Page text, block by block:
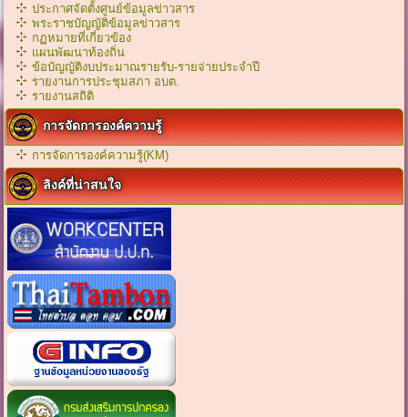
ประกาศจัดตั้งศูนย์ข้อมูลข่าวสาร
พระราชบัญญัติข้อมูลข่าวสาร
กฏหมายที่เกี่ยวข้อง
เเผนพัฒนาท้องถิ่น
ข้อบัญญัติงบประมาณรายรับ-รายจ่ายประจำปี
รายงานการประชุมสภา อบต.
รายงานสถิติ
การจัดการองค์ความรู้
การจัดการองค์ความรู้(KM)
ลิงค์ที่น่าสนใจ